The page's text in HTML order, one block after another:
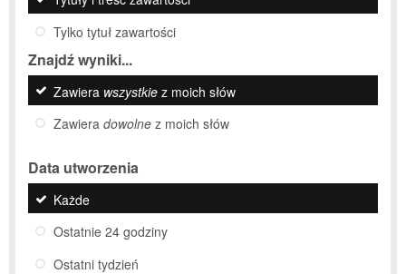
Tylko tytuł zawartości
Znajdź wyniki...
Zawiera wszystkie z moich słów
Zawiera dowolne z moich słów
Data utworzenia
Każde
Ostatnie 24 godziny
Ostatni tydzień